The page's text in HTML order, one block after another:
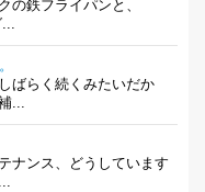
の鉄フライパンと、
ばらく続くみたいだか
...
ナンス、どうしています